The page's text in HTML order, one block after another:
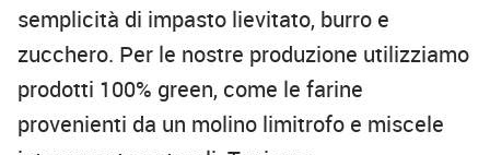
semplicità di impasto lievitato, burro e
zucchero. Per le nostre produzione utilizziamo
prodotti 100% green, come le farine
provenienti da un molino limitrofo e miscele